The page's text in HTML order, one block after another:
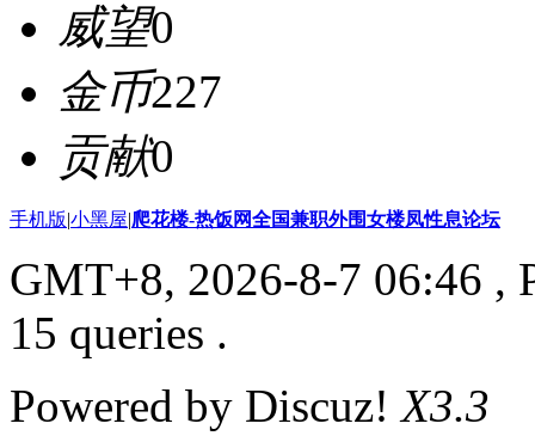
威望0
金币227
贡献0
手机版|小黑屋|爬花楼-热饭网全国兼职外围女楼凤性息论坛
GMT+8, 2026-8-7 06:46 ,
15 queries .
Powered by Discuz!X3.3